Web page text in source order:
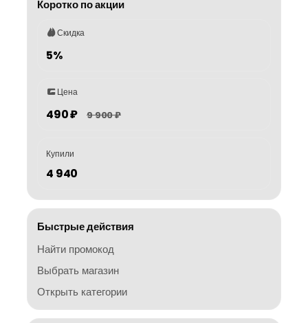
Коротко по акции
Скидка
5%
Цена
490 ₽ 9 900 ₽
Купили
4 940
Быстрые действия
Найти промокод
Выбрать магазин
Открыть категории